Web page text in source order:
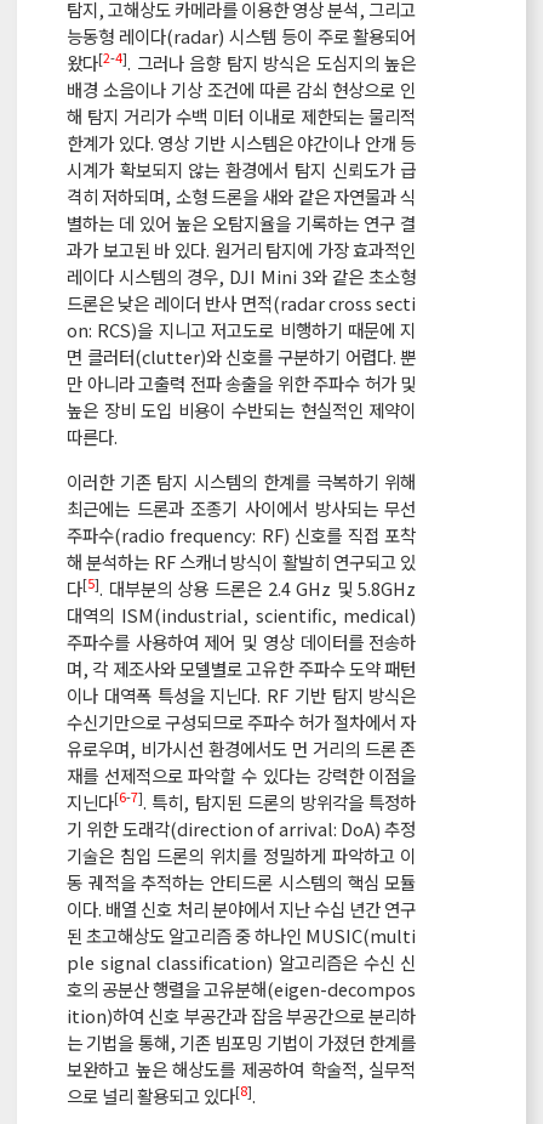
탐지, 고해상도 카메라를 이용한 영상 분석, 그리고
능동형 레이다(radar) 시스템 등이 주로 활용되어
왔다[2-4]. 그러나 음향 탐지 방식은 도심지의 높은
배경 소음이나 기상 조건에 따른 감쇠 현상으로 인
해 탐지 거리가 수백 미터 이내로 제한되는 물리적
한계가 있다. 영상 기반 시스템은 야간이나 안개 등
시계가 확보되지 않는 환경에서 탐지 신뢰도가 급
격히 저하되며, 소형 드론을 새와 같은 자연물과 식
별하는 데 있어 높은 오탐지율을 기록하는 연구 결
과가 보고된 바 있다. 원거리 탐지에 가장 효과적인
레이다 시스템의 경우, DJI Mini 3와 같은 초소형
드론은 낮은 레이더 반사 면적(radar cross secti
on: RCS)을 지니고 저고도로 비행하기 때문에 지
면 클러터(clutter)와 신호를 구분하기 어렵다. 뿐
만 아니라 고출력 전파 송출을 위한 주파수 허가 및
높은 장비 도입 비용이 수반되는 현실적인 제약이
따른다.
이러한 기존 탐지 시스템의 한계를 극복하기 위해
최근에는 드론과 조종기 사이에서 방사되는 무선
주파수(radio frequency: RF) 신호를 직접 포착
해 분석하는 RF 스캐너 방식이 활발히 연구되고 있
다[5]. 대부분의 상용 드론은 2.4 GHz 및 5.8GHz
대역의 ISM(industrial, scientific, medical)
주파수를 사용하여 제어 및 영상 데이터를 전송하
며, 각 제조사와 모델별로 고유한 주파수 도약 패턴
이나 대역폭 특성을 지닌다. RF 기반 탐지 방식은
수신기만으로 구성되므로 주파수 허가 절차에서 자
유로우며, 비가시선 환경에서도 먼 거리의 드론 존
재를 선제적으로 파악할 수 있다는 강력한 이점을
지닌다[6-7]. 특히, 탐지된 드론의 방위각을 특정하
기 위한 도래각(direction of arrival: DoA) 추정
기술은 침입 드론의 위치를 정밀하게 파악하고 이
동 궤적을 추적하는 안티드론 시스템의 핵심 모듈
이다. 배열 신호 처리 분야에서 지난 수십 년간 연구
된 초고해상도 알고리즘 중 하나인 MUSIC(multi
ple signal classification) 알고리즘은 수신 신
호의 공분산 행렬을 고유분해(eigen-decompos
ition)하여 신호 부공간과 잡음 부공간으로 분리하
는 기법을 통해, 기존 빔포밍 기법이 가졌던 한계를
보완하고 높은 해상도를 제공하여 학술적, 실무적
으로 널리 활용되고 있다[8].